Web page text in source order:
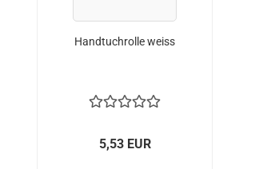
Handtuchrolle weiss
5,53 EUR